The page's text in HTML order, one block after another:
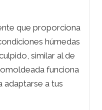
que proporciona
húmedas
similar al de
funciona
adaptarse a tus